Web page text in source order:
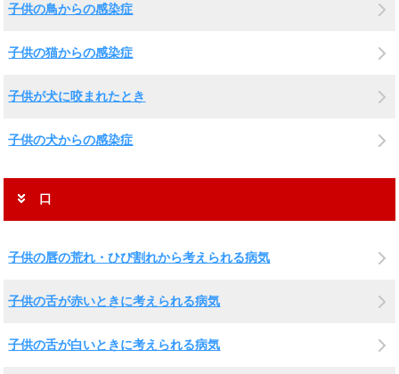
子供の鳥からの感染症
子供の猫からの感染症
子供が犬に咬まれたとき
子供の犬からの感染症
口
子供の唇の荒れ・ひび割れから考えられる病気
子供の舌が赤いときに考えられる病気
子供の舌が白いときに考えられる病気